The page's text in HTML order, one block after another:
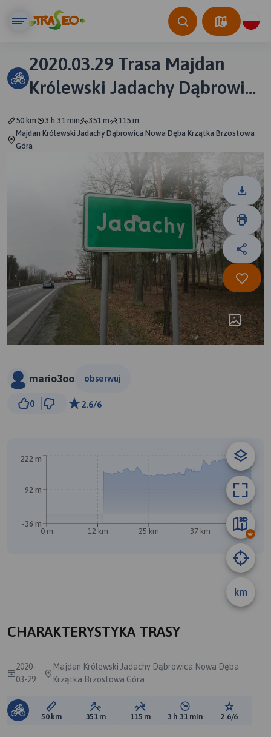
2020.03.29 Trasa Majdan
Królewski Jadachy Dąbrowica
Brzostowa Góra
50 km 3 h 31 min 351 m
115 m
Majdan Królewski Jadachy Dąbrowica Nowa Dęba Krzątka Brzostowa
Góra
mario3oo obserwuj
0 2.6/6
km
0 m 12 km 25 km 37 km 50 km
-36 m
92 m
222 m
CHARAKTERYSTYKA TRASY
2020-
03-29
Majdan Królewski Jadachy Dąbrowica Nowa Dęba
Krzątka Brzostowa Góra
Długość trasy:
50 km Suma przewyższeń:
351 m Suma spadków:
115 m Średni czas potrzebny
3 h 31 min Ocena
2.6/6